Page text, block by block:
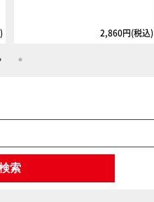
2,860円(税込)
索